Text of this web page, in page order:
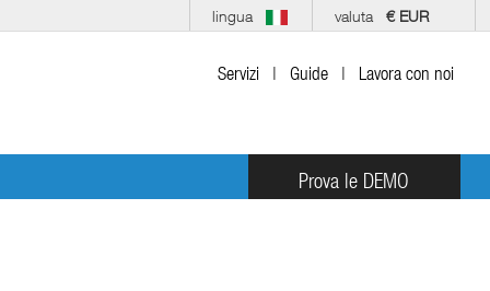
valuta € EUR
lingua
Servizi | Guide | Lavora con noi
Prova le DEMO